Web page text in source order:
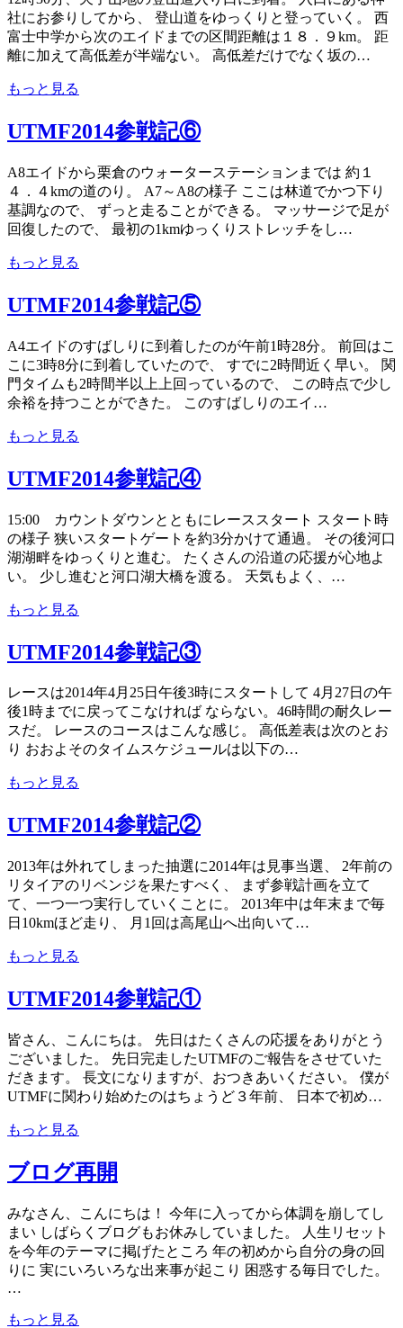
社にお参りしてから、 登山道をゆっくりと登っていく。 西
富士中学から次のエイドまでの区間距離は１８．９km。 距
離に加えて高低差が半端ない。 高低差だけでなく坂の…
もっと見る
UTMF2014参戦記⑥
A8エイドから栗倉のウォーターステーションまでは 約１
４．４kmの道のり。 A7～A8の様子 ここは林道でかつ下り
基調なので、 ずっと走ることができる。 マッサージで足が
回復したので、 最初の1kmゆっくりストレッチをし…
もっと見る
UTMF2014参戦記⑤
A4エイドのすばしりに到着したのが午前1時28分。 前回はこ
こに3時8分に到着していたので、 すでに2時間近く早い。 関
門タイムも2時間半以上上回っているので、 この時点で少し
余裕を持つことができた。 このすばしりのエイ…
もっと見る
UTMF2014参戦記④
15:00 カウントダウンとともにレーススタート スタート時
の様子 狭いスタートゲートを約3分かけて通過。 その後河口
湖湖畔をゆっくりと進む。 たくさんの沿道の応援が心地よ
い。 少し進むと河口湖大橋を渡る。 天気もよく、…
もっと見る
UTMF2014参戦記③
レースは2014年4月25日午後3時にスタートして 4月27日の午
後1時までに戻ってこなければ ならない。46時間の耐久レー
スだ。 レースのコースはこんな感じ。 高低差表は次のとお
り おおよそのタイムスケジュールは以下の…
もっと見る
UTMF2014参戦記②
2013年は外れてしまった抽選に2014年は見事当選、 2年前の
リタイアのリベンジを果たすべく、 まず参戦計画を立て
て、一つ一つ実行していくことに。 2013年中は年末まで毎
日10kmほど走り、 月1回は高尾山へ出向いて…
もっと見る
UTMF2014参戦記①
皆さん、こんにちは。 先日はたくさんの応援をありがとう
ございました。 先日完走したUTMFのご報告をさせていた
だきます。 長文になりますが、おつきあいください。 僕が
UTMFに関わり始めたのはちょうど３年前、 日本で初め…
もっと見る
ブログ再開
みなさん、こんにちは！ 今年に入ってから体調を崩してし
まい しばらくブログもお休みしていました。 人生リセット
を今年のテーマに掲げたところ 年の初めから自分の身の回
りに 実にいろいろな出来事が起こり 困惑する毎日でした。
…
もっと見る